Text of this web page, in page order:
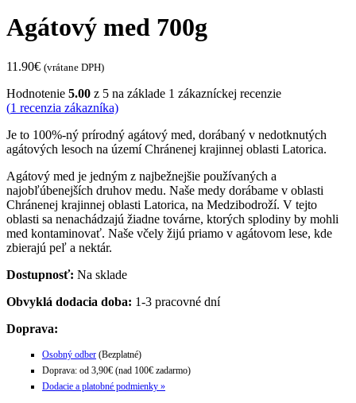
Agátový med 700g
11.90€ (vrátane DPH)
Hodnotenie 5.00 z 5 na základe 1 zákazníckej recenzie
(1 recenzia zákazníka)
Je to 100%-ný prírodný agátový med, dorábaný v nedotknutých
agátových lesoch na území Chránenej krajinnej oblasti Latorica.
Agátový med je jedným z najbežnejšie používaných a
najobľúbenejších druhov medu. Naše medy dorábame v oblasti
Chránenej krajinnej oblasti Latorica, na Medzibodroží. V tejto
oblasti sa nenachádzajú žiadne továrne, ktorých splodiny by mohli
med kontaminovať. Naše včely žijú priamo v agátovom lese, kde
zbierajú peľ a nektár.
Dostupnosť: Na sklade
Obvyklá dodacia doba: 1-3 pracovné dní
Doprava:
Osobný odber (Bezplatné)
Doprava: od 3,90€ (nad 100€ zadarmo)
Dodacie a platobné podmienky »